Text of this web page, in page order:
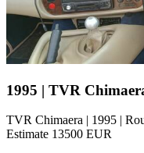
1995 | TVR
TVR Chimaera | 1995 |
Estimate 13500 EUR